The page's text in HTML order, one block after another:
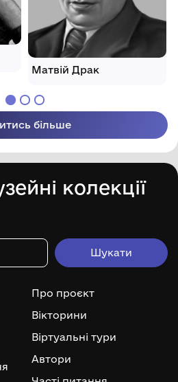
Матвій Драк
більше
колекції
Про проєкт
Вікторини
Віртуальні тури
Автори